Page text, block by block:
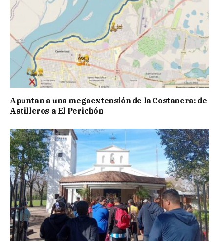
Apuntan a una megaextensión de la Costanera: de
Astilleros a El Perichón